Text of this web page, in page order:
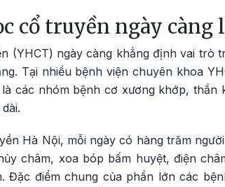
cổ truyền ngày càng
(YHCT) ngày càng khẳng định vai trò
Tại nhiều bệnh viện chuyên khoa
các nhóm bệnh cơ xương khớp, thần
Hà Nội, mỗi ngày có hàng trăm
châm, xoa bóp bấm huyệt, điện
Đặc điểm chung của phần lớn các